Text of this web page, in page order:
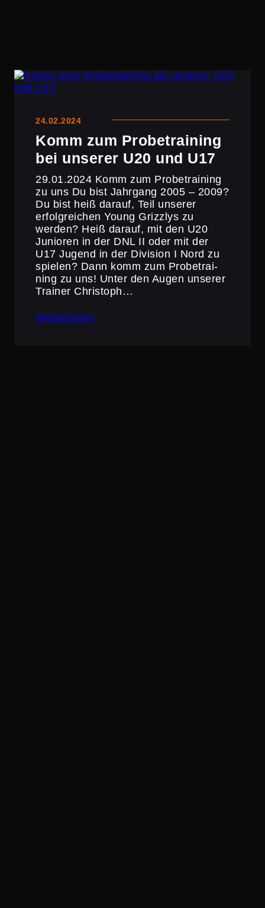
24.02.2024
Komm zum Probe­trai­ning
bei unserer U20 und U17
29.01.2024 Komm zum Probe­trai­ning
zu uns Du bist Jahrgang 2005 – 2009?
Du bist heiß darauf, Teil unserer
erfolg­rei­chen Young Grizzlys zu
werden? Heiß darauf, mit den U20
Junioren in der DNL II oder mit der
U17 Jugend in der Division I Nord zu
spielen? Dann komm zum Probe­trai­
ning zu uns! Unter den Augen unserer
Trainer Christoph…
Weiterlesen